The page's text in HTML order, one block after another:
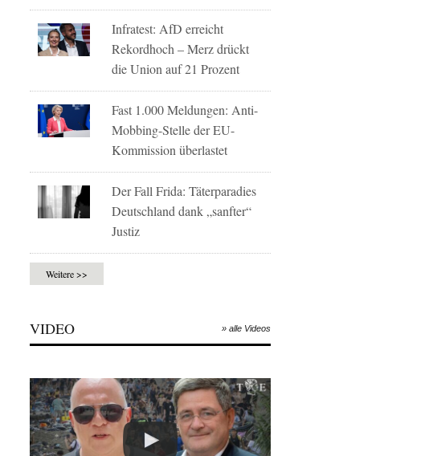
Infratest: AfD erreicht
Rekordhoch – Merz drückt
die Union auf 21 Prozent
Fast 1.000 Meldungen: Anti-
Mobbing-Stelle der EU-
Kommission überlastet
Der Fall Frida: Täterparadies
Deutschland dank „sanfter“
Justiz
Weitere >>
VIDEO » alle Videos